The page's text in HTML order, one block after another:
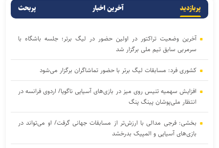
پربازدید آخرین اخبار پربحث
آخرین وضعیت تراکتور در اولین حضور در لیگ برتر؛ جلسه باشگاه با
سرمربی سابق تیم ملی برگزار شد
کشوری فرد: مسابقات لیگ برتر با حضور تماشاگران برگزار می‌شود
افزایش سهمیه تنیس روی میز در بازی‌های آسیایی ناگویا/ اردوی فرانسه در
انتظار ملی‌پوشان پینگ پنگ
بخشی: فرجی مدالی با ارزش‌تر از مسابقات جهانی گرفت/ او می‌تواند در
بازی‌های آسیایی و المپیک بدرخشد